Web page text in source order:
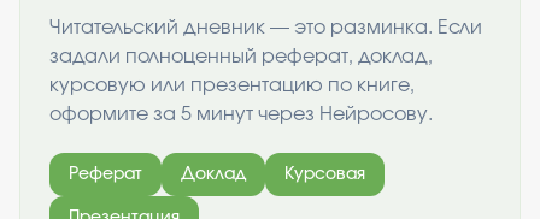
Читательский дневник — это разминка. Если
задали полноценный реферат, доклад,
курсовую или презентацию по книге,
оформите за 5 минут через Нейросову.
Реферат Доклад Курсовая